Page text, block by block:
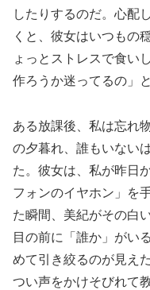
したりするのだ。心配
くと、彼女はいつもの
ょっとストレスで食い
作ろうか迷ってるの」
ある放課後、私は忘れ
の夕暮れ、誰もいない
た。彼女は、私が昨日
フォンのイヤホン」を
た瞬間、美紀がその白
目の前に「誰か」がい
めて引き絞るのが見え
つい声をかけそびれて